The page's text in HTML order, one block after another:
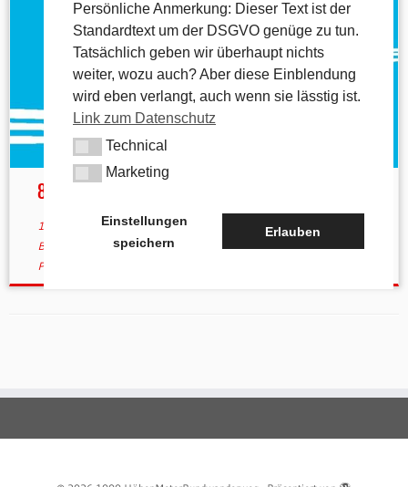
800hmr ist verlegt
10. März 2023in800hmr/Aktuelles verschlagwortet
Baumaßnahmen/Deckersberg Fertigstellung/Happurg/
Pumpspeicherkraftwerk
Persönliche Anmerkung: Dieser Text ist der
Standardtext um der DSGVO genüge zu tun.
Tatsächlich geben wir überhaupt nichts
weiter, wozu auch? Aber diese Einblendung
wird eben verlangt, auch wenn sie lässtig ist.
Link zum Datenschutz
TechnicalTechnical
MarketingMarketing
Einstellungen
speichern
Erlauben